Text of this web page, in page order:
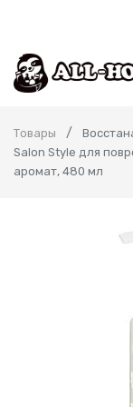
Товары
Salon Style для
аромат, 480 мл